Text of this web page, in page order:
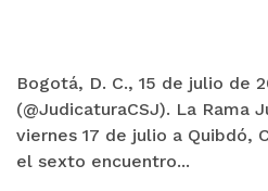
Bogotá, D. C., 15 de julio de
(@JudicaturaCSJ). La Rama
viernes 17 de julio a Quibdó,
el sexto encuentro...